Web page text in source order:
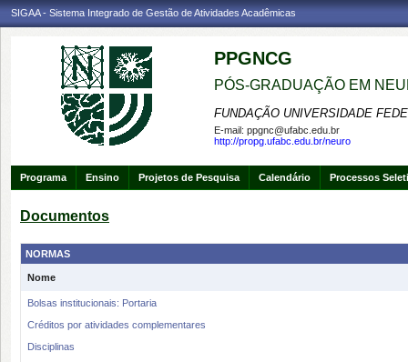
SIGAA - Sistema Integrado de Gestão de Atividades Acadêmicas
PPGNCG
PÓS-GRADUAÇÃO EM
FUNDAÇÃO UNIVERSIDADE
E-mail: ppgnc@ufabc.edu.br
http://propg.ufabc.edu.br/neuro
Programa Ensino Projetos de Pesquisa Calendário Processos
Documentos
NORMAS
Nome
Bolsas institucionais: Portaria
Créditos por atividades complementares
Disciplinas